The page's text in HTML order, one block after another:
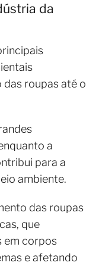
da
roupas até o
a
para a
ambiente.
das roupas
que
em corpos
e afetando